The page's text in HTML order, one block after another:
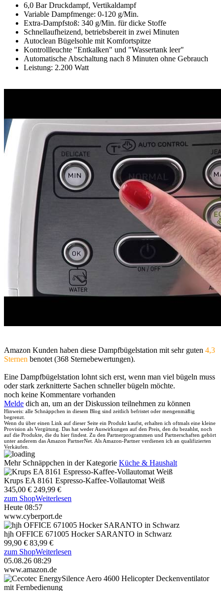
6,0 Bar Druckdampf, Vertikaldampf
Variable Dampfmenge: 0-120 g/Min.
Extra-Dampfstoß: 340 g/Min. für dicke Stoffe
Schnellaufheizend, betriebsbereit in zwei Minuten
Autoclean Bügelsohle mit Komfortspitze
Kontrollleuchte "Entkalken" und "Wassertank leer"
Automatische Abschaltung nach 8 Minuten ohne Gebrauch
Leistung: 2.200 Watt
Amazon Kunden haben diese Dampfbügelstation mit sehr guten 4,3
Sternen benotet (368 Sternebewertungen).
Eine Dampfbügelstation lohnt sich erst, wenn man viel bügeln muss
oder stark zerknitterte Sachen schneller bügeln möchte.
noch keine Kommentare vorhanden
Melde dich an, um an der Diskussion teilnehmen zu können
Hinweis: alle Schnäppchen in diesem Blog sind zeitlich befristet oder mengenmäßig
begrenzt.
Wenn du über einen Link auf dieser Seite ein Produkt kaufst, erhalten ich oftmals eine kleine
Provision als Vergütung. Das hat weder Auswirkungen auf den Preis, den du bezahlst, noch
auf die Produkte, die du hier findest. Zu den Partnerprogrammen und Partnerschaften gehört
unter anderem das Amazon PartnerNet. Als Amazon-Partner verdienen ich an qualifizierten
Verkäufen.
Mehr Schnäppchen in der Kategorie Küche & Haushalt
Krups EA 8161 Espresso-Kaffee-Vollautomat Weiß
345,00 € 249,99 €
zum ShopWeiterlesen
Heute 08:57
www.cyberport.de
hjh OFFICE 671005 Hocker SARANTO in Schwarz
99,90 € 83,99 €
zum ShopWeiterlesen
05.08.26 08:29
www.amazon.de